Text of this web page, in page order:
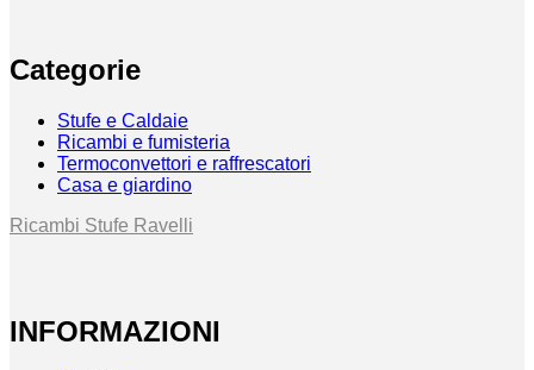
Categorie
Stufe e Caldaie
Ricambi e fumisteria
Termoconvettori e raffrescatori
Casa e giardino
Ricambi Stufe Ravelli
INFORMAZIONI